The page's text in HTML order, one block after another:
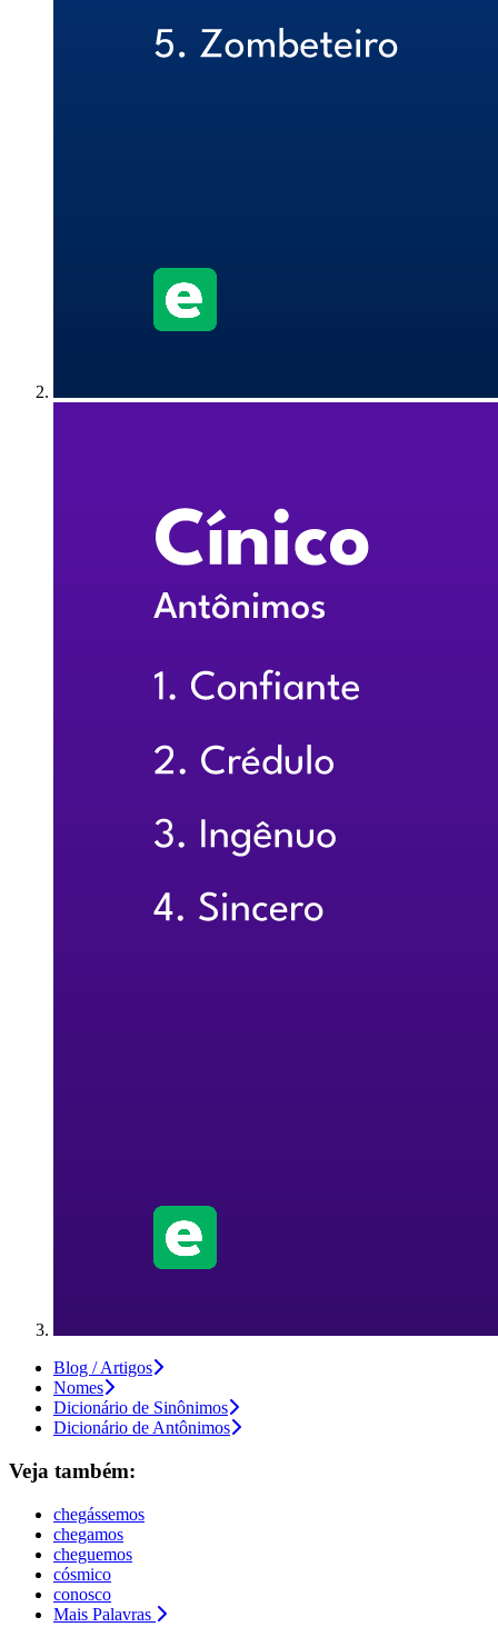
Blog / Artigos
Nomes
Dicionário de Sinônimos
Dicionário de Antônimos
Veja também:
chegássemos
chegamos
cheguemos
cósmico
conosco
Mais Palavras